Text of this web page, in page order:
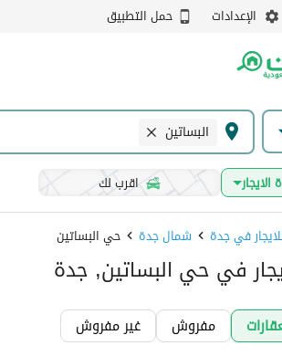
الإعدادات حمل التطبيق
البساتين
اقرب لك
في جدة شمال جدة حي البساتين
في حي البساتين, جدة
مفروش غير مفروش